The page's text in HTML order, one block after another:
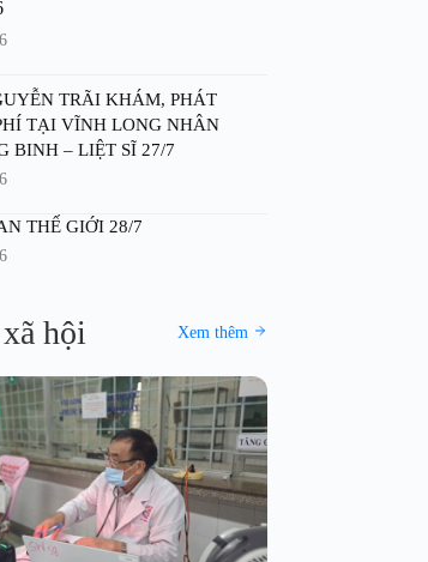
TRÃI KHÁM, PHÁT
TẠI VĨNH LONG NHÂN
BINH – LIỆT SĨ 27/7
THẾ GIỚI 28/7
hội Xem thêm